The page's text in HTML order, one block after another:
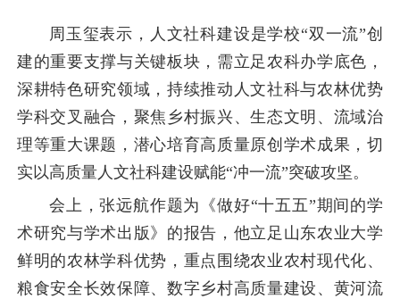
周玉玺表示，人文社科建设是学校“双一流”创
建的重要支撑与关键板块，需立足农科办学底色，
深耕特色研究领域，持续推动人文社科与农林优势
学科交叉融合，聚焦乡村振兴、生态文明、流域治
理等重大课题，潜心培育高质量原创学术成果，切
实以高质量人文社科建设赋能“冲一流”突破攻坚。
会上，张远航作题为《做好“十五五”期间的学
术研究与学术出版》的报告，他立足山东农业大学
鲜明的农林学科优势，重点围绕农业农村现代化、
粮食安全长效保障、数字乡村高质量建设、黄河流